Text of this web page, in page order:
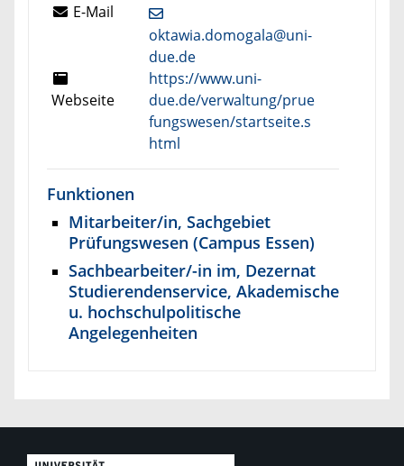
E-Mail
oktawia.domogala@uni-
due.de
Webseite
https://www.uni-
due.de/verwaltung/prue
fungswesen/startseite.s
html
Funktionen
Mitarbeiter/in, Sachgebiet
Prüfungswesen (Campus Essen)
Sachbearbeiter/-in im, Dezernat
Studierendenservice, Akademische
u. hochschulpolitische
Angelegenheiten